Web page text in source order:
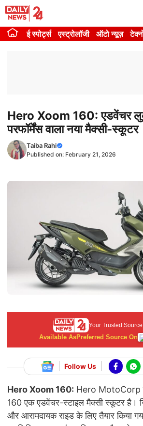
Skip
contentई स्पोर्ट्स एस्ट्रोलॉजी ऑटो न्यूज़
Hero Xoom 160: एडवेंचर
परफॉर्मेंस वाला नया मैक्सी-स्कूटर
Taiba Rahi
Published on: February 21, 2026
Your Trusted
Available AsPreferred Source On
Follow Us
Hero Xoom 160: Hero MotoCorp
160 एक एडवेंचर-स्टाइल मैक्सी स्कूटर है।
और आरामदायक राइड के लिए तैयार किया